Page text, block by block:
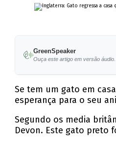
GreenSpeaker
Ouça este artigo em versão áudio.
Se tem um gato em
esperança para o seu
Segundo os media
Devon. Este gato preto